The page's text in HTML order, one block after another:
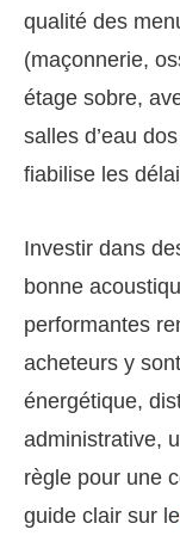
qualité des
(maçonnerie,
étage sobre,
salles d’eau
fiabilise les
Investir dans
bonne
performantes
acheteurs y
énergétique,
administrative,
règle pour une
guide clair sur le